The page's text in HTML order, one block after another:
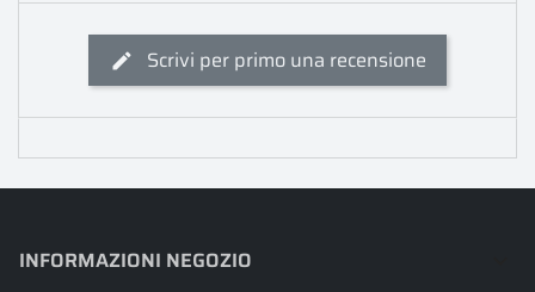
Scrivi per primo una recensione
INFORMAZIONI NEGOZIO